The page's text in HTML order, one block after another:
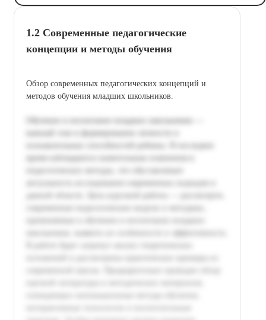
1.2 Современные педагогические
концепции и методы обучения
Обзор современных педагогических концепций и
методов обучения младших школьников.